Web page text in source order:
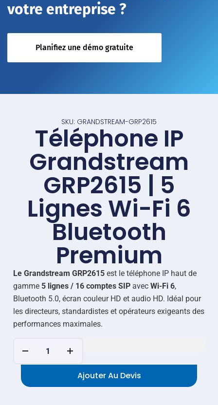
votre entreprise ?
Planifiez une démo gratuite
SKU: GRANDSTREAM-GRP2615
Téléphone IP
Grandstream
GRP2615 | 5
Lignes Wi-Fi 6
Bluetooth
Premium
Le Grandstream GRP2615est le téléphone IP haut de
gamme 5 lignes / 16 comptes SIPavec Wi-Fi 6,
Bluetooth 5.0, écran couleur HD et audio HD. Idéal pour
les directeurs, standardistes et opérateurs exigeants des
performances maximales.
Ajouter Au Devis